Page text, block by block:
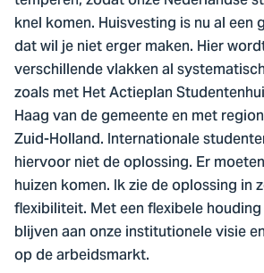
knel komen. Huisvesting is nu al
dat wil je niet erger maken. Hier
verschillende vlakken al
zoals met Het Actieplan
Haag van de gemeente en met
Zuid-Holland. Internationale
hiervoor niet de oplossing. Er
huizen komen. Ik zie de oplossing in
flexibiliteit. Met een flexibele
blijven aan onze institutionele visie
op de arbeidsmarkt.